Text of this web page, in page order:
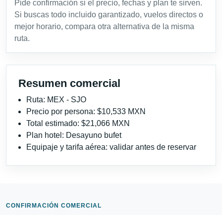
Pide confirmación si el precio, fechas y plan te sirven.
Si buscas todo incluido garantizado, vuelos directos o
mejor horario, compara otra alternativa de la misma
ruta.
Resumen comercial
Ruta: MEX - SJO
Precio por persona: $10,533 MXN
Total estimado: $21,066 MXN
Plan hotel: Desayuno bufet
Equipaje y tarifa aérea: validar antes de reservar
CONFIRMACIÓN COMERCIAL